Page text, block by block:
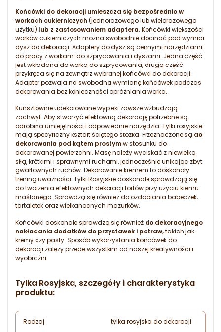
Końcówki do dekoracji umieszcza się bezpośrednio w
workach cukierniczych (jednorazowego lub wielorazowego
użytku) lub z zastosowaniem adaptera. Końcówki większości
worków cukierniczych można swobodnie docinać pod wymiar
dysz do dekoracji. Adaptery do dysz są cennymi narzędziami
do pracy z workami do szprycowania i dyszami. Jedna część
jest wkładana do worka do szprycowania, drugą część
przykręca się na zewnątrz wybranej końcówki do dekoracji.
Adapter pozwala na swobodną wymianę końcówek podczas
dekorowania bez konieczności opróżniania worka.
Kunsztownie udekorowane wypieki zawsze wzbudzają
zachwyt. Aby stworzyć efektowną dekorację potrzebne są:
odrobina umiejętności i odpowiednie narzędzia. Tylki rosyjskie
mają specyficzny kształt ściętego stożka. Przeznaczone są do
dekorowania pod kątem prostymw stosunku do
dekorowanej powierzchni. Masę należy wyciskać z niewielką
siłą, krótkimi i sprawnymi ruchami, jednocześnie unikając zbyt
gwałtownych ruchów. Dekorowanie kremem to doskonały
trening uważności. Tylki Rosyjskie doskonale sprawdzają się
do tworzenia efektownych dekoracji tortów przy użyciu kremu
maślanego. Sprawdzą się również do ozdabiania babeczek,
tartaletek oraz wielkanocnych mazurków.
Końcówki doskonale sprawdzą się również do dekoracyjnego
nakładania dodatków do przystawek i potraw,takich jak
kremy czy pasty. Sposób wykorzystania końcówek do
dekoracji zależy przede wszystkim od naszej kreatywności i
wyobraźni.
Tylka Rosyjska, szczegóły i charakterystyka
produktu:
Rodzaj tylka rosyjska do dekoracji